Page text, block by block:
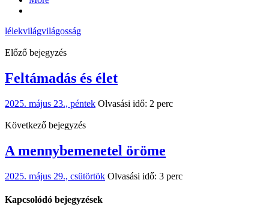
lélekvilágvilágosság
Előző bejegyzés
Feltámadás és élet
2025. május 23., péntek Olvasási idő: 2 perc
Következő bejegyzés
A mennybemenetel öröme
2025. május 29., csütörtök Olvasási idő: 3 perc
Kapcsolódó bejegyzések